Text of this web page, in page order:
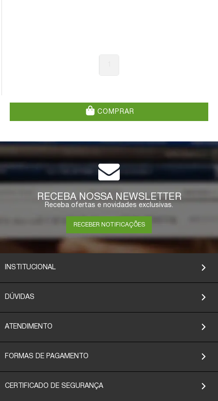
COMPRAR
RECEBA NOSSA NEWSLETTER
Receba ofertas e novidades exclusivas.
RECEBER NOTIFICAÇÕES
INSTITUCIONAL
DÚVIDAS
ATENDIMENTO
FORMAS DE PAGAMENTO
CERTIFICADO DE SEGURANÇA